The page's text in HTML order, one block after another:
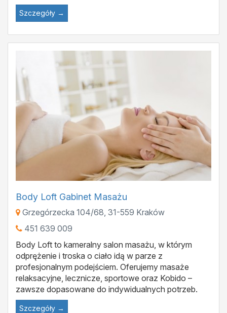
Szczegóły →
Body Loft Gabinet Masażu
Grzegórzecka 104/68 31-559 Kraków
451 639 009
Body Loft to kameralny salon masażu, w którym
odprężenie i troska o ciało idą w parze z
profesjonalnym podejściem. Oferujemy masaże
relaksacyjne, lecznicze, sportowe oraz Kobido –
zawsze dopasowane do indywidualnych potrzeb.
Szczegóły →